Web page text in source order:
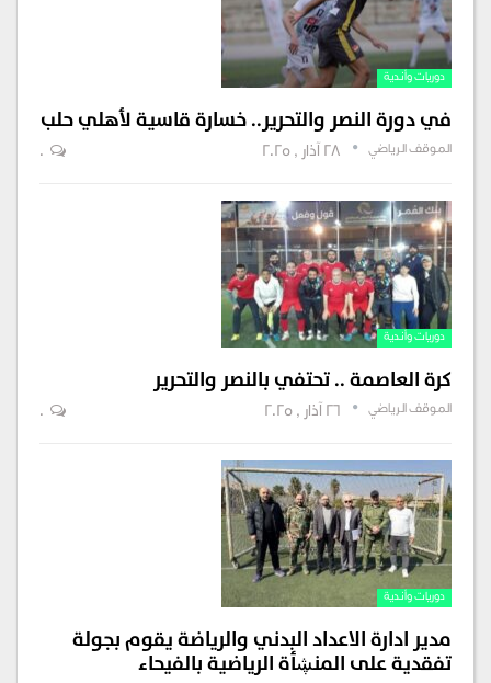
دوريات وأندية
في دورة النصر والتحرير.. خسارة قاسية لأهلي حلب
الموقف الرياضي 28 آذار , 2025 0
دوريات وأندية
كرة العاصمة .. تحتفي بالنصر والتحرير
الموقف الرياضي 26 آذار , 2025 0
دوريات وأندية
مدير ادارة الاعداد البدني والرياضة يقوم بجولة
تفقدية على المنڜأة الرياضية بالفيحاء